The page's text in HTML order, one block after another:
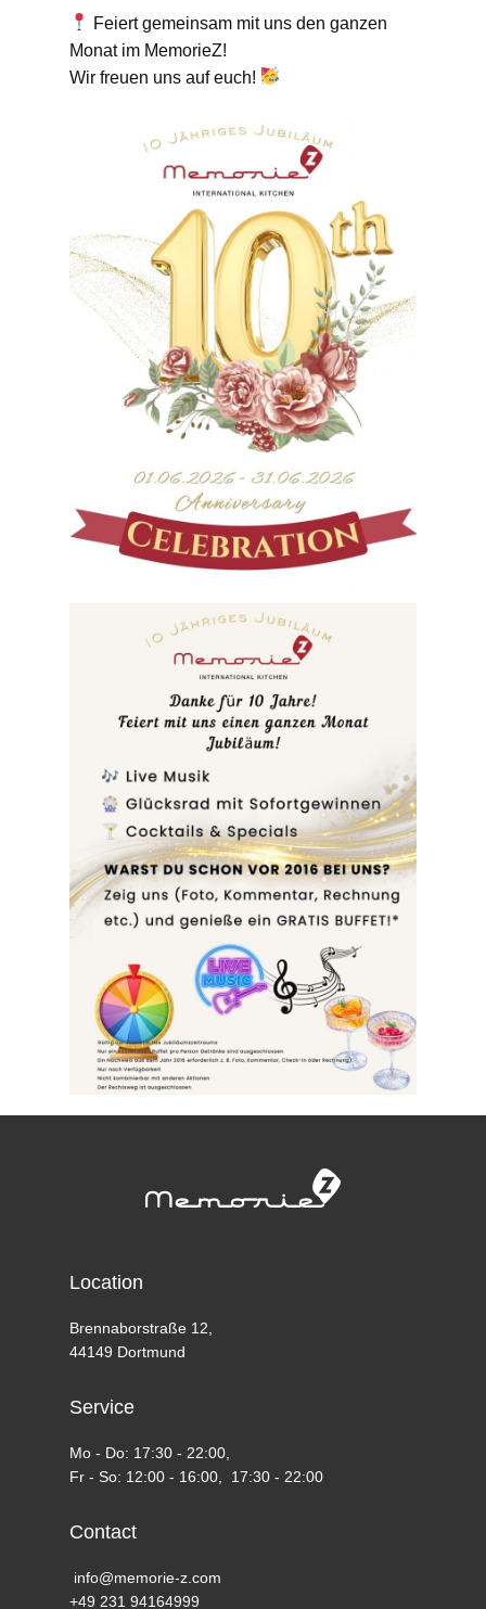
Feiert gemeinsam mit uns den ganzen
Monat im MemorieZ!
Wir freuen uns auf euch!
Location
Brennaborstraße 12,
44149 Dortmund
Service
Mo - Do: 17:30 - 22:00,
Fr - So: 12:00 - 16:00, 17:30 - 22:00
Contact
info@memorie-z.com
+49 231 94164999